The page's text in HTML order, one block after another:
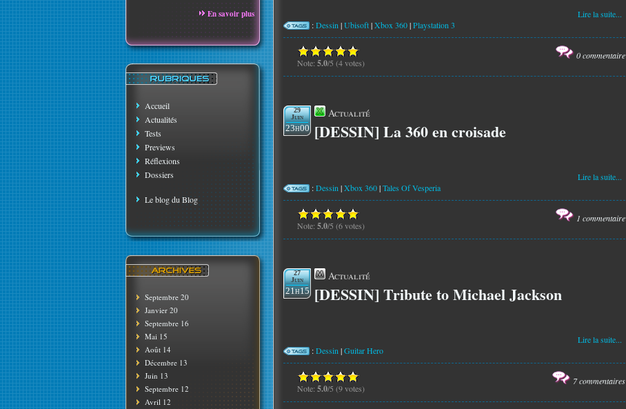
En savoir plus
Accueil
Actualités
Tests
Previews
Réflexions
Dossiers
Le blog du Blog
Septembre 20
Janvier 20
Septembre 16
Mai 15
Août 14
Décembre 13
Juin 13
Septembre 12
Avril 12
Lire la suite...
:Dessin |Ubisoft|Xbox 360|Playstation 3
0 commentaire
Note: 5.0/5 (4 votes)
29
Juin
23h00
Actualité
[DESSIN] La 360 en croisade
Lire la suite...
:Dessin |Xbox 360|Tales Of Vesperia
1 commentaire
Note: 5.0/5 (6 votes)
27
Juin
21h15
Actualité
[DESSIN] Tribute to Michael Jackson
Lire la suite...
:Dessin |Guitar Hero
7 commentaires
Note: 5.0/5 (9 votes)